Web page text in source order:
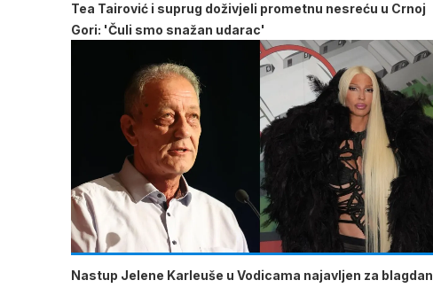
Tea Tairović i suprug doživjeli prometnu nesreću u Crnoj
Gori: 'Čuli smo snažan udarac'
Nastup Jelene Karleuše u Vodicama najavljen za blagdan